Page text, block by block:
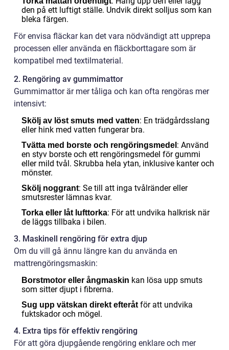
den på ett luftigt ställe. Undvik direkt solljus som kan
bleka färgen.
För envisa fläckar kan det vara nödvändigt att upprepa
processen eller använda en fläckborttagare som är
kompatibel med textilmaterial.
2. Rengöring av gummimattor
Gummimattor är mer tåliga och kan ofta rengöras mer
intensivt:
Skölj av löst smuts med vatten: En trädgårdsslang
eller hink med vatten fungerar bra.
Tvätta med borste och rengöringsmedel : Använd
en styv borste och ett rengöringsmedel för gummi
eller mild tvål. Skrubba hela ytan, inklusive kanter och
mönster.
Skölj noggrant: Se till att inga tvålränder eller
smutsrester lämnas kvar.
Torka eller låt lufttorka: För att undvika halkrisk när
de läggs tillbaka i bilen.
3. Maskinell rengöring för extra djup
Om du vill gå ännu längre kan du använda en
mattrengöringsmaskin:
Borstmotor eller ångmaskin kan lösa upp smuts
som sitter djupt i fibrerna.
Sug upp vätskan direkt efteråtför att undvika
fuktskador och mögel.
4. Extra tips för effektiv rengöring
För att göra djupgående rengöring enklare och mer